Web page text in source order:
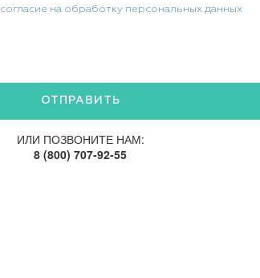
согласие на обработку персональных данных
ИЛИ ПОЗВОНИТЕ НАМ:
8 (800) 707-92-55